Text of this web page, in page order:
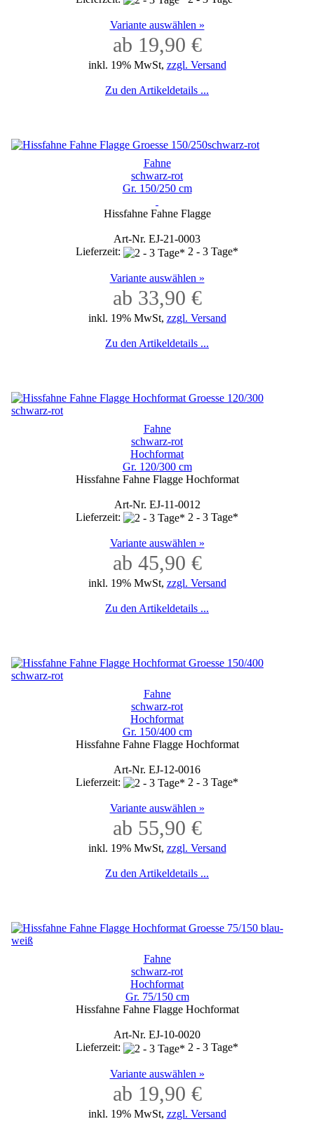
Variante auswählen »
ab 19,90 €
inkl. 19% MwSt, zzgl. Versand
Zu den Artikeldetails ...
Fahne
schwarz-rot
Gr. 150/250 cm
Hissfahne Fahne Flagge
Art-Nr. EJ-21-0003
Lieferzeit:
2 - 3 Tage*
Variante auswählen »
ab 33,90 €
inkl. 19% MwSt, zzgl. Versand
Zu den Artikeldetails ...
Fahne
schwarz-rot
Hochformat
Gr. 120/300 cm
Hissfahne Fahne Flagge Hochformat
Art-Nr. EJ-11-0012
Lieferzeit:
2 - 3 Tage*
Variante auswählen »
ab 45,90 €
inkl. 19% MwSt, zzgl. Versand
Zu den Artikeldetails ...
Fahne
schwarz-rot
Hochformat
Gr. 150/400 cm
Hissfahne Fahne Flagge Hochformat
Art-Nr. EJ-12-0016
Lieferzeit:
2 - 3 Tage*
Variante auswählen »
ab 55,90 €
inkl. 19% MwSt, zzgl. Versand
Zu den Artikeldetails ...
Fahne
schwarz-rot
Hochformat
Gr. 75/150 cm
Hissfahne Fahne Flagge Hochformat
Art-Nr. EJ-10-0020
Lieferzeit:
2 - 3 Tage*
Variante auswählen »
ab 19,90 €
inkl. 19% MwSt, zzgl. Versand